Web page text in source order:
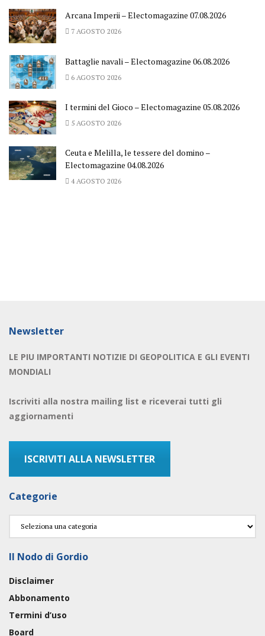
Arcana Imperii – Electomagazine 07.08.2026
7 AGOSTO 2026
Battaglie navali – Electomagazine 06.08.2026
6 AGOSTO 2026
I termini del Gioco – Electomagazine 05.08.2026
5 AGOSTO 2026
Ceuta e Melilla, le tessere del domino –
Electomagazine 04.08.2026
4 AGOSTO 2026
Newsletter
LE PIU IMPORTANTI NOTIZIE DI GEOPOLITICA E GLI EVENTI
MONDIALI
Iscriviti alla nostra mailing list e riceverai tutti gli
aggiornamenti
ISCRIVITI ALLA NEWSLETTER
Categorie
Categorie
Il Nodo di Gordio
Disclaimer
Abbonamento
Termini d’uso
Board